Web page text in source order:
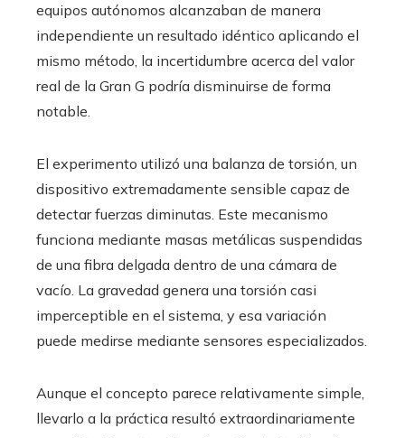
equipos autónomos alcanzaban de manera
independiente un resultado idéntico aplicando el
mismo método, la incertidumbre acerca del valor
real de la Gran G podría disminuirse de forma
notable.
El experimento utilizó una balanza de torsión, un
dispositivo extremadamente sensible capaz de
detectar fuerzas diminutas. Este mecanismo
funciona mediante masas metálicas suspendidas
de una fibra delgada dentro de una cámara de
vacío. La gravedad genera una torsión casi
imperceptible en el sistema, y esa variación
puede medirse mediante sensores especializados.
Aunque el concepto parece relativamente simple,
llevarlo a la práctica resultó extraordinariamente